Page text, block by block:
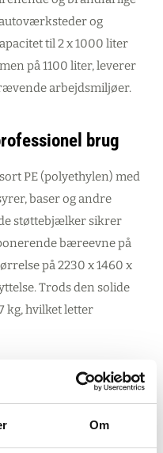
Om
og
til 2 x 1000 liter
på 1100 liter, leverer
arbejdsmiljøer.
brug
PE (polyethylen) med
baser og andre
støttebjælker sikrer
bæreevne på
på 2230 x 1460 x
Trods den solide
kg, hvilket letter
eller palleløfter,
optimal transport og